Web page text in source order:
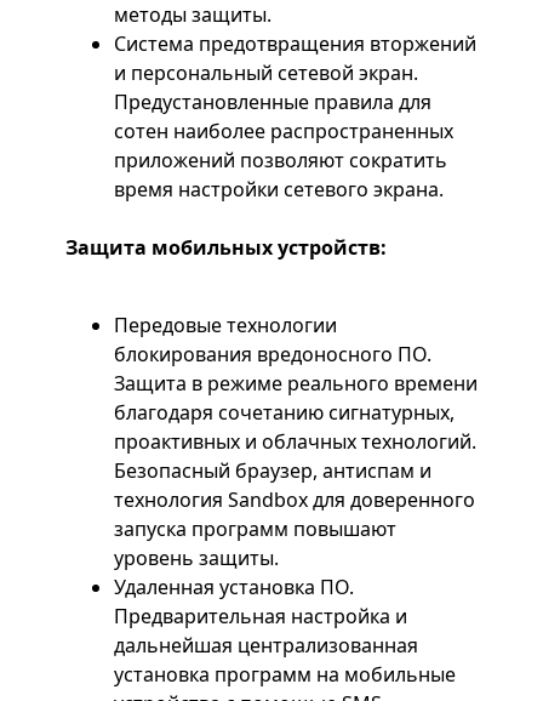
методы защиты.
Система предотвращения вторжений
и персональный сетевой экран.
Предустановленные правила для
сотен наиболее распространенных
приложений позволяют сократить
время настройки сетевого экрана.
Защита мобильных устройств:
Передовые технологии
блокирования вредоносного ПО.
Защита в режиме реального времени
благодаря сочетанию сигнатурных,
проактивных и облачных технологий.
Безопасный браузер, антиспам и
технология Sandbox для доверенного
запуска программ повышают
уровень защиты.
Удаленная установка ПО.
Предварительная настройка и
дальнейшая централизованная
установка программ на мобильные